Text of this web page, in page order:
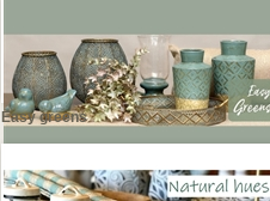
Easy greens